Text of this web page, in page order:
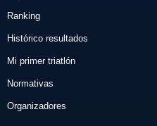
Ranking
Histórico resultados
Mi primer triatlón
Normativas
Organizadores